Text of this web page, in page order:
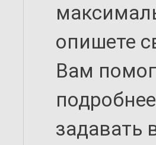
опишете
Вам
задавать